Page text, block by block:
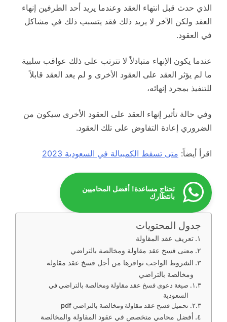
الذي حدث قبل انتهاء العقد وعندما يريد أحد الطرفين إنهاء
العقد ولكن الآخر لا يريد ذلك فقد يتسبب ذلك في مشاكل
في العقود.
عندما يكون الإنهاء متبادلاً لا تترتب على ذلك عواقب سلبية
ما لم يؤثر العقد على العقود الأخرى و لم يعد العقد قابلاً
للتنفيذ بمجرد إنهائه،
وفي حالة تأثير إنهاء العقد على العقود الأخرى سيكون من
الضروري إعادة التفاوض على تلك العقود.
اقرأ أيضاً: متى تسقط الكمبيالة في السعودية 2023
تحتاج مساعدة! أفضل المحاميين
بانتظارك
جدول المحتويات
تعريف عقد المقاولة
معنى فسخ عقد مقاولة ومخالصة بالتراضي
الشروط الواجب توافرها من أجل فسخ عقد مقاولة
ومخالصة بالتراضي
صيغة دعوى فسخ عقد مقاولة ومخالصة بالتراضي في
السعودية
تحميل فسخ عقد مقاولة ومخالصة بالتراضي pdf
أفضل محامي متخصص في عقود المقاولة والمخالصة